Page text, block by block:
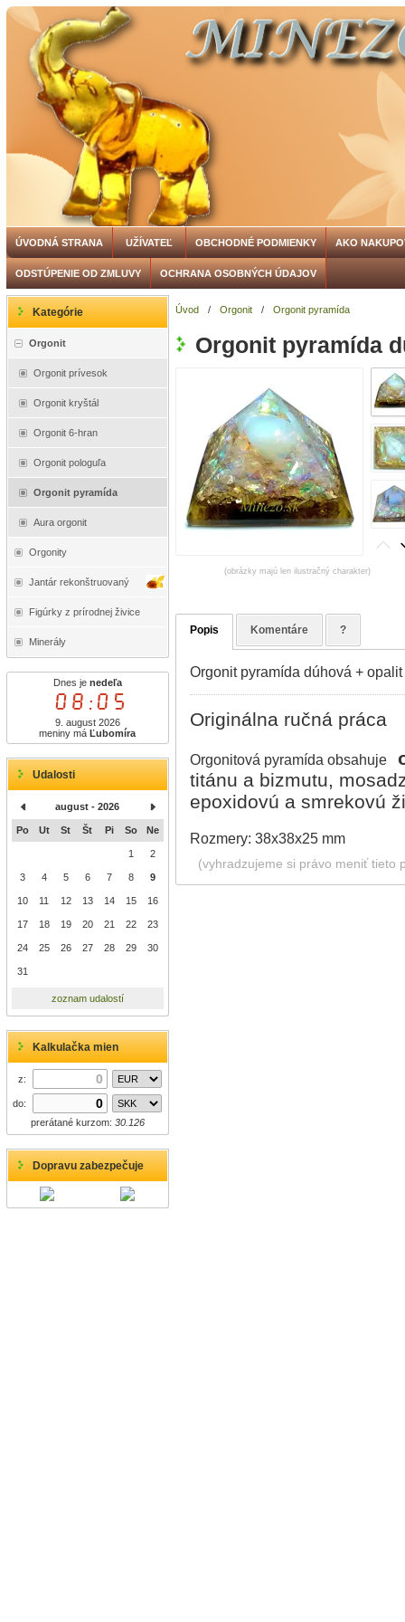
ÚVODNÁ STRANA UŽÍVATEĽ OBCHODNÉ PODMIENKY AKO
ODSTÚPENIE OD ZMLUVY OCHRANA OSOBNÝCH ÚDAJOV
Kategórie
Orgonit
Orgonit prívesok
Orgonit kryštál
Orgonit 6-hran
Orgonit pologuľa
Orgonit pyramída
Aura orgonit
Orgonity
Jantár rekonštruovaný
Figúrky z prírodnej živice
Minerály
Dnes je nedeľa
08:05
9. august 2026
meniny máĽubomíra
Udalosti
august - 2026
Po Ut St Št Pi So Ne
1 2
3 4 5 6 7 8 9
10 11 12 13 14 15 16
17 18 19 20 21 22 23
24 25 26 27 28 29 30
31
zoznam udalostí
Kalkulačka mien
z:
do:
prerátané kurzom: 30.126
Dopravu zabezpečuje
Úvod / Orgonit / Orgonit pyramída
Orgonit pyramída
(obrázky majú len ilustračný charakter)
Popis Komentáre ?
Orgonit pyramída dúhová + opalit
Originálna ručná práca
Orgonitová pyramída obsahuje
titánu a bizmutu,
epoxidovú a smrekovú
Rozmery: 38x38x25 mm
(vyhradzujeme si právo meniť tieto